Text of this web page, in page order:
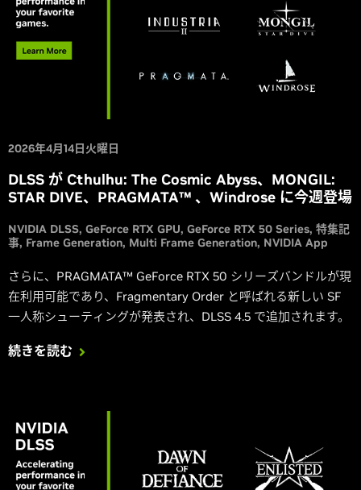
2026年4月14日火曜日
DLSS が Cthulhu: The Cosmic Abyss、MONGIL:
STAR DIVE、PRAGMATA™ 、Windrose に今週登場
NVIDIA DLSS GeForce RTX GPU GeForce RTX 50 Series 特集記
事 Frame Generation Multi Frame Generation NVIDIA App
さらに、PRAGMATA™ GeForce RTX 50 シリーズバンドルが現
在利用可能であり、Fragmentary Order と呼ばれる新しい SF
一人称シューティングが発表され、DLSS 4.5 で追加されます。
続きを読む